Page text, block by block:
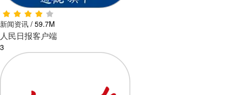
新闻资讯 / 59.7M
人民日报客户端
3